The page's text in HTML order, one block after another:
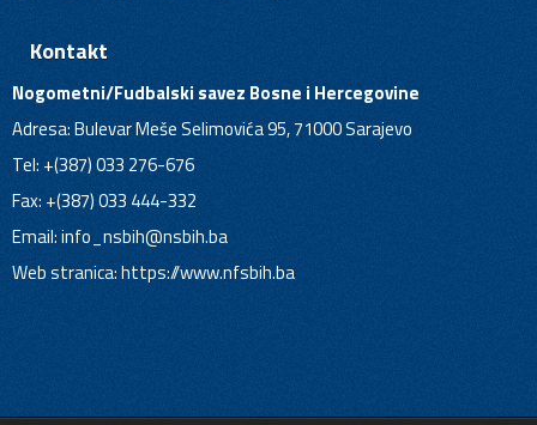
Kontakt
Nogometni/Fudbalski savez Bosne i Hercegovine
Adresa: Bulevar Meše Selimovića 95, 71000 Sarajevo
Tel: +(387) 033 276-676
Fax: +(387) 033 444-332
Email:info_nsbih@nsbih.ba
Web stranica: https://www.nfsbih.ba